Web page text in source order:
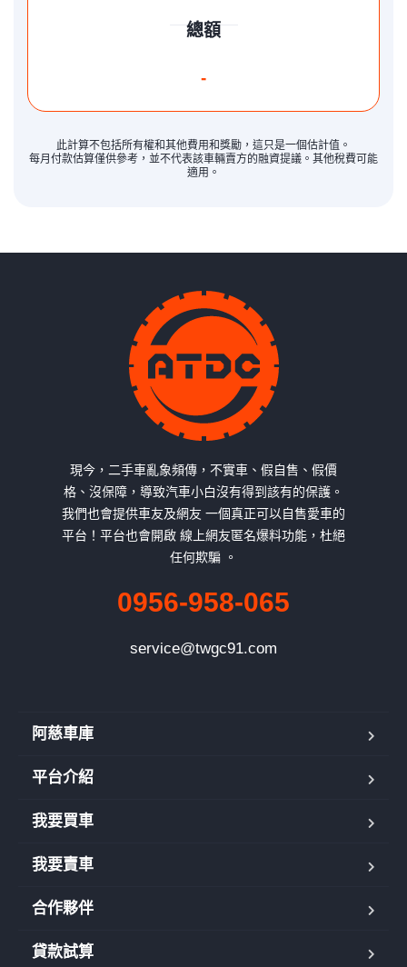
總額
-
此計算不包括所有權和其他費用和獎勵，這只是一個估計值。
每月付款估算僅供參考，並不代表該車輛賣方的融資提議。其他稅費可能
適用。
現今，二手車亂象頻傳，不實車、假自售、假價
格、沒保障，導致汽車小白沒有得到該有的保護。
我們也會提供車友及網友 一個真正可以自售愛車的
平台！平台也會開啟 線上網友匿名爆料功能，杜絕
任何欺騙 。
0956-958-065
service@twgc91.com
阿慈車庫
平台介紹
我要買車
我要賣車
合作夥伴
貸款試算